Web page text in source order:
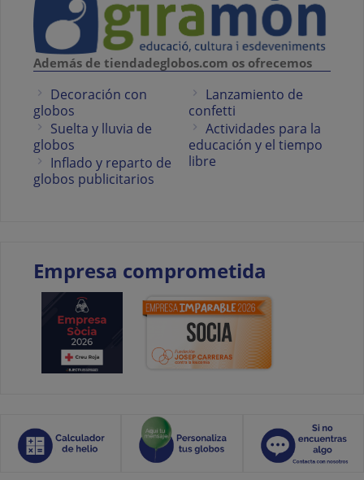
Además de tiendadeglobos.com os ofrecemos
Decoración con
globos
Suelta y lluvia de
globos
Inflado y reparto de
globos publicitarios
Lanzamiento de
confetti
Actividades para la
educación y el tiempo
libre
Empresa comprometida